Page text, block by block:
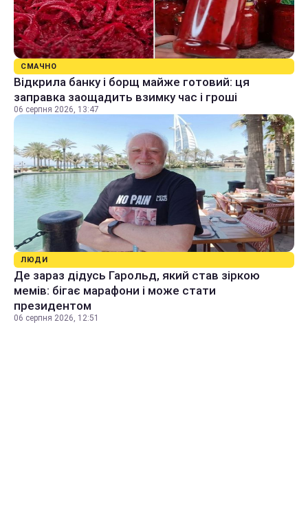
СМАЧНО
Відкрила банку і борщ майже готовий: ця
заправка заощадить взимку час і гроші
06 серпня 2026, 13:47
ЛЮДИ
Де зараз дідусь Гарольд, який став зіркою
мемів: бігає марафони і може стати
президентом
06 серпня 2026, 12:51